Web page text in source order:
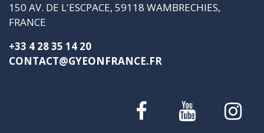
150 AV. DE L'ESCPACE, 59118 WAMBRECHIES,
FRANCE
+33 4 28 35 14 20
CONTACT@GYEONFRANCE.FR